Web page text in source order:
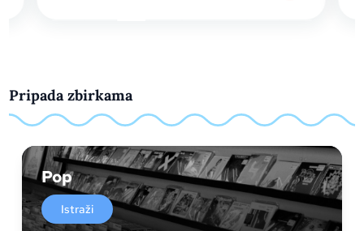
Pripada zbirkama
Pop
Istraži